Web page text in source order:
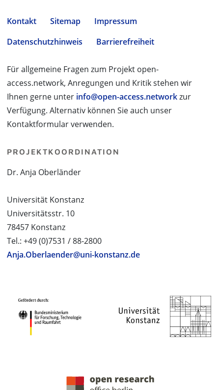
Kontakt Sitemap
Impressum
Datenschutzhinweis
Barrierefreiheit
Für allgemeine Fragen zum Projekt open-
access.network, Anregungen und Kritik stehen wir
Ihnen gerne unter info@open-access.networkzur
Verfügung. Alternativ können Sie auch unser
Kontaktformular verwenden.
PROJEKTKOORDINATION
Dr. Anja Oberländer
Universität Konstanz
Universitätsstr. 10
78457 Konstanz
Tel.: +49 (0)7531 / 88-2800
Anja.Oberlaender@uni-konstanz.de